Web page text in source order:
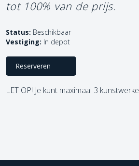
tot 100% van de prijs.
Status: Beschikbaar
Vestiging: In depot
Reserveren
LET OP! Je kunt maximaal 3